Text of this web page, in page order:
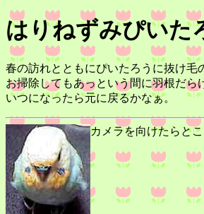
はりねずみぴいた
春の訪れとともにぴいたろうに抜け毛
お掃除してもあっという間に羽根だ
いつになったら元に戻るかなぁ。
カメラを向けたらと